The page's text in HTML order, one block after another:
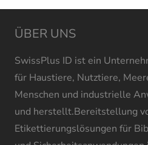
ÜBER UNS
SwissPlus ID ist ein
für Haustiere, Nutztiere,
Menschen und industrielle
und herstellt.Bereitstellung
Etikettierungslösungen für